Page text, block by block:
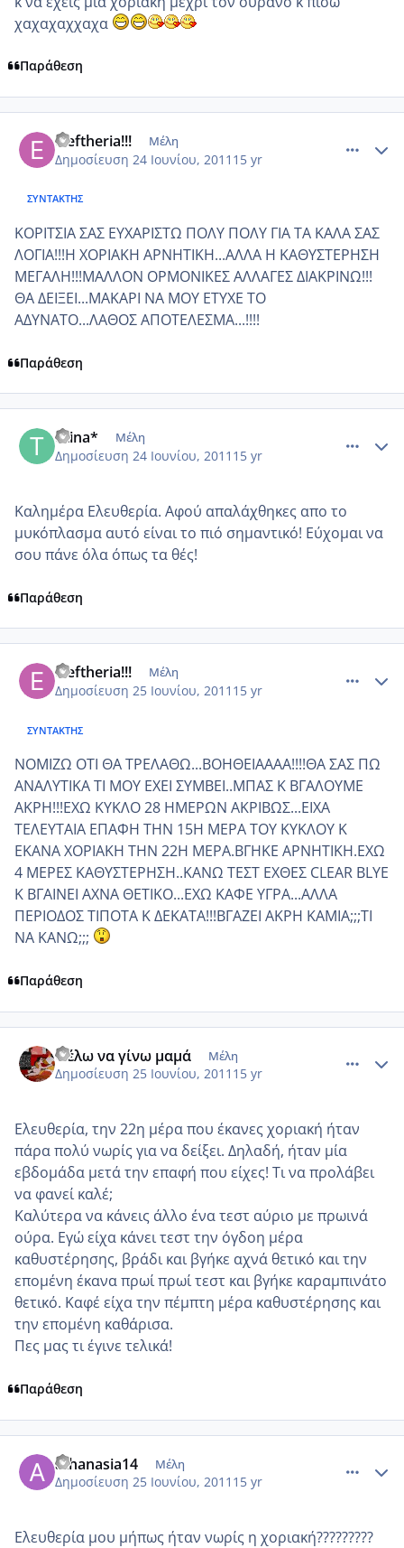
χαχαχαχχαχα
Παράθεση
eleftheria!!! Μέλη
Δημοσίευση 24 Ιουνίου, 2011 15 yr
ΣΥΝΤΆΚΤΗΣ
ΚΟΡΙΤΣΙΑ ΣΑΣ ΕΥΧΑΡΙΣΤΩ ΠΟΛΥ ΠΟΛΥ ΓΙΑ ΤΑ ΚΑΛΑ ΣΑΣ
ΛΟΓΙΑ!!!Η ΧΟΡΙΑΚΗ ΑΡΝΗΤΙΚΗ...ΑΛΛΑ Η ΚΑΘΥΣΤΕΡΗΣΗ
ΜΕΓΑΛΗ!!!ΜΑΛΛΟΝ ΟΡΜΟΝΙΚΕΣ ΑΛΛΑΓΕΣ ΔΙΑΚΡΙΝΩ!!!
ΘΑ ΔΕΙΞΕΙ...ΜΑΚΑΡΙ ΝΑ ΜΟΥ ΕΤΥΧΕ ΤΟ
ΑΔΥΝΑΤΟ...ΛΑΘΟΣ ΑΠΟΤΕΛΕΣΜΑ...!!!!
Παράθεση
titina* Μέλη
Δημοσίευση 24 Ιουνίου, 2011 15 yr
Καλημέρα Ελευθερία. Αφού απαλάχθηκες απο το
μυκόπλασμα αυτό είναι το πιό σημαντικό! Εύχομαι να
σου πάνε όλα όπως τα θές!
Παράθεση
eleftheria!!! Μέλη
Δημοσίευση 25 Ιουνίου, 2011 15 yr
ΣΥΝΤΆΚΤΗΣ
ΝΟΜΙΖΩ ΟΤΙ ΘΑ ΤΡΕΛΑΘΩ...ΒΟΗΘΕΙΑΑΑΑ!!!!ΘΑ ΣΑΣ ΠΩ
ΑΝΑΛΥΤΙΚΑ ΤΙ ΜΟΥ ΕΧΕΙ ΣΥΜΒΕΙ..ΜΠΑΣ Κ ΒΓΑΛΟΥΜΕ
ΑΚΡΗ!!!ΕΧΩ ΚΥΚΛΟ 28 ΗΜΕΡΩΝ ΑΚΡΙΒΩΣ...ΕΙΧΑ
ΤΕΛΕΥΤΑΙΑ ΕΠΑΦΗ ΤΗΝ 15Η ΜΕΡΑ ΤΟΥ ΚΥΚΛΟΥ Κ
ΕΚΑΝΑ ΧΟΡΙΑΚΗ ΤΗΝ 22Η ΜΕΡΑ.ΒΓΗΚΕ ΑΡΝΗΤΙΚΗ.ΕΧΩ
4 ΜΕΡΕΣ ΚΑΘΥΣΤΕΡΗΣΗ..ΚΑΝΩ ΤΕΣΤ ΕΧΘΕΣ CLEAR BLYE
K ΒΓΑΙΝΕΙ ΑΧΝΑ ΘΕΤΙΚΟ...ΕΧΩ ΚΑΦΕ ΥΓΡΑ...ΑΛΛΑ
ΠΕΡΙΟΔΟΣ ΤΙΠΟΤΑ Κ ΔΕΚΑΤΑ!!!ΒΓΑΖΕΙ ΑΚΡΗ ΚΑΜΙΑ;;;ΤΙ
ΝΑ ΚΑΝΩ;;;
Παράθεση
Θέλω να γίνω μαμά Μέλη
Δημοσίευση 25 Ιουνίου, 2011 15 yr
Ελευθερία, την 22η μέρα που έκανες χοριακή ήταν
πάρα πολύ νωρίς για να δείξει. Δηλαδή, ήταν μία
εβδομάδα μετά την επαφή που είχες! Τι να προλάβει
να φανεί καλέ;
Καλύτερα να κάνεις άλλο ένα τεστ αύριο με πρωινά
ούρα. Εγώ είχα κάνει τεστ την όγδοη μέρα
καθυστέρησης, βράδι και βγήκε αχνά θετικό και την
επομένη έκανα πρωί πρωί τεστ και βγήκε καραμπινάτο
θετικό. Καφέ είχα την πέμπτη μέρα καθυστέρησης και
την επομένη καθάρισα.
Πες μας τι έγινε τελικά!
Παράθεση
athanasia14 Μέλη
Δημοσίευση 25 Ιουνίου, 2011 15 yr
Ελευθερία μου μήπως ήταν νωρίς η χοριακή?????????